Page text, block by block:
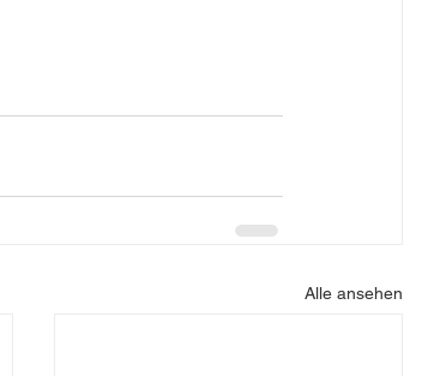
Alle ansehen